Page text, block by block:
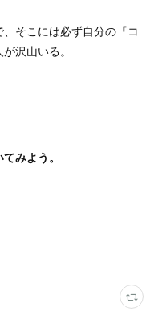
そこには必ず自分の『コ
沢山いる。
みよう。